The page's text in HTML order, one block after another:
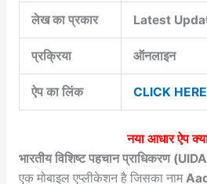
लेख का प्रकार Latest
प्रक्रिया ऑनलाइन
ऐप का लिंक CLICK HERE
नया आधार ऐप
भारतीय विशिष्ट पहचान प्राधिकरण
एक मोबाइल एप्लीकेशन है जिसका नाम